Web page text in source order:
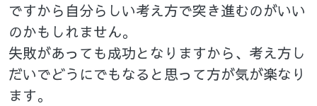
ですから自分らしい考え方で突き進むのがいい
のかもしれません。
失敗があっても成功となりますから、考え方し
だいでどうにでもなると思って方が気が楽なり
ます。